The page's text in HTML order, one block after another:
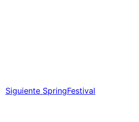
Siguiente SpringFestival